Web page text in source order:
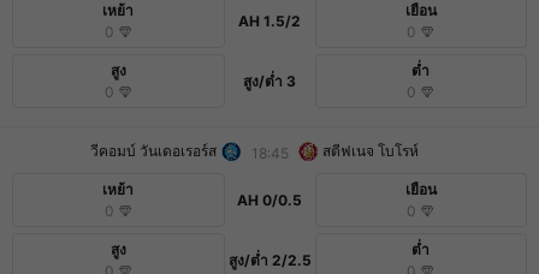
เหย้า
0
AH 1.5/2
เยือน
0
สูง
0
สูง/ต่ำ 3
ต่ำ
0
วีคอมบ์ วันเดอเรอร์ส 18:45 สตีฟเนจ โบโรห์
เหย้า
0
AH 0/0.5
เยือน
0
สูง
สูง/ต่ำ 2/2.5
ต่ำ